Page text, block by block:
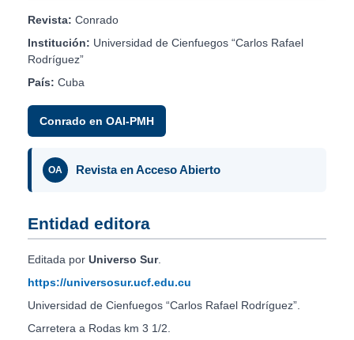
Revista: Conrado
Institución: Universidad de Cienfuegos “Carlos Rafael
Rodríguez”
País: Cuba
Conrado en OAI-PMH
OA Revista en Acceso Abierto
Entidad editora
Editada por Universo Sur.
https://universosur.ucf.edu.cu
Universidad de Cienfuegos “Carlos Rafael Rodríguez”.
Carretera a Rodas km 3 1/2.